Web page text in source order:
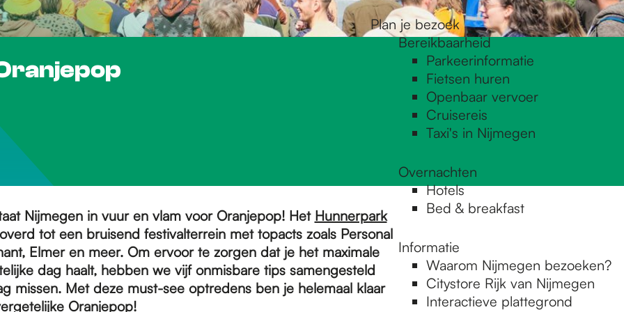
Plan je bezoek
Bereikbaarheid
Parkeerinformatie
Fietsen huren
Openbaar vervoer
Cruisereis
Taxi's in Nijmegen
Overnachten
Hotels
Bed & breakfast
Informatie
Waarom Nijmegen bezoeken?
Citystore Rijk van Nijmegen
Interactieve plattegrond
Nijmegen in vuur en vlam voor Oranjepop! Het Hunnerpark
tot een bruisend festivalterrein met topacts zoals Personal
Elmer en meer. Om ervoor te zorgen dat je het maximale
dag haalt, hebben we vijf onmisbare tips samengesteld
missen. Met deze must-see optredens ben je helemaal klaar
Oranjepop!